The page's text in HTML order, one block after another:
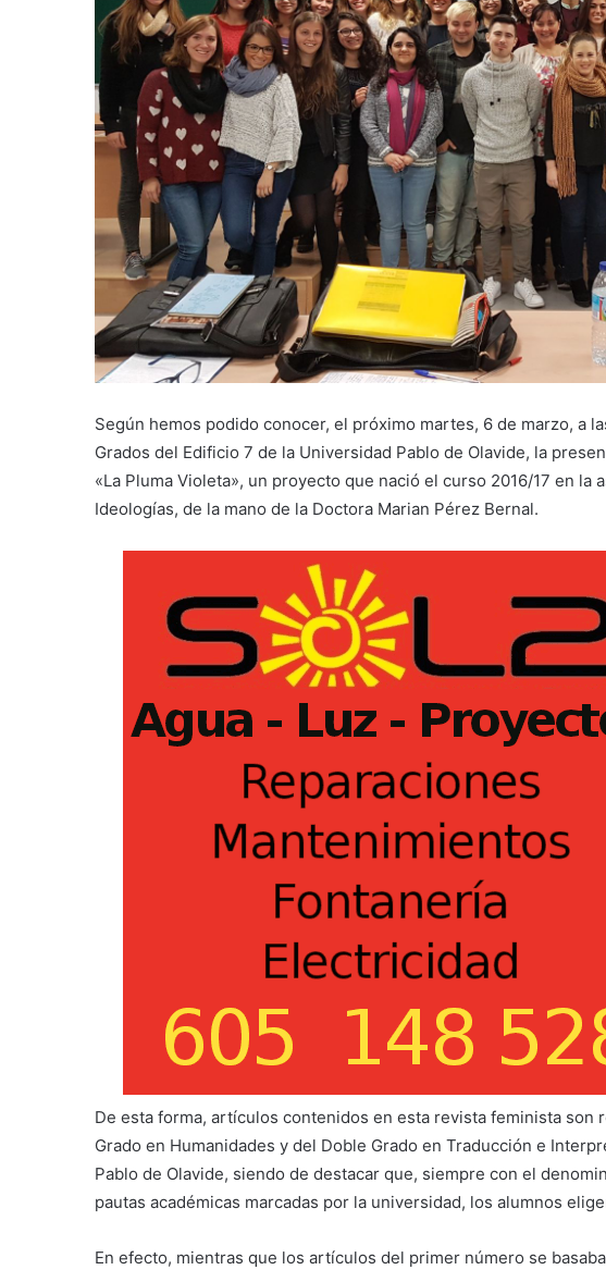
Según hemos podido conocer, el próximo martes, 6 de marzo, a
Grados del Edificio 7 de la Universidad Pablo de Olavide, la
«La Pluma Violeta», un proyecto que nació el curso 2016/17 en la
Ideologías, de la mano de la Doctora Marian Pérez Bernal.
De esta forma, artículos contenidos en esta revista feminista son
Grado en Humanidades y del Doble Grado en Traducción e
Pablo de Olavide, siendo de destacar que, siempre con el
pautas académicas marcadas por la universidad, los alumnos
En efecto, mientras que los artículos del primer número se